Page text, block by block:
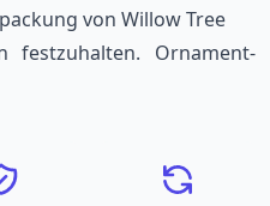
von Willow Tree
festzuhalten. Ornament-